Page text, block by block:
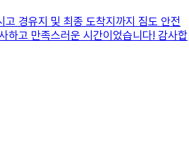
고 경유지 및 최종 도착지까지 짐도 안전
하고 만족스러운 시간이었습니다! 감사합